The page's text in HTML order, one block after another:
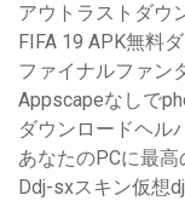
アウトラストダウ
FIFA 19 APK無料
ファイナルファン
Appscapeなしで
ダウンロードヘル
あなたのPCに最
Ddj-sxスキン仮想